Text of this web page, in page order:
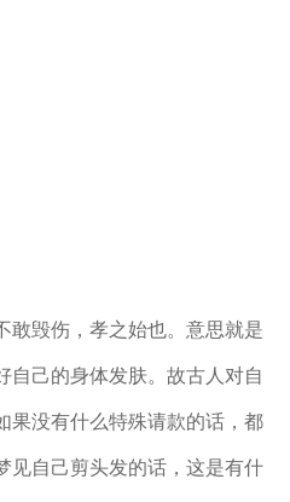
敢毁伤，孝之始也。意思就是
自己的身体发肤。故古人对自
果没有什么特殊请款的话，都
见自己剪头发的话，这是有什